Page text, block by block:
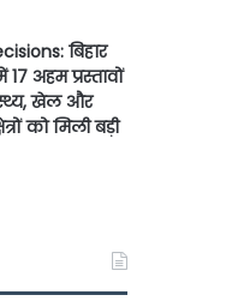
बिहार
अहम प्रस्तावों
खेल और
को मिली बड़ी